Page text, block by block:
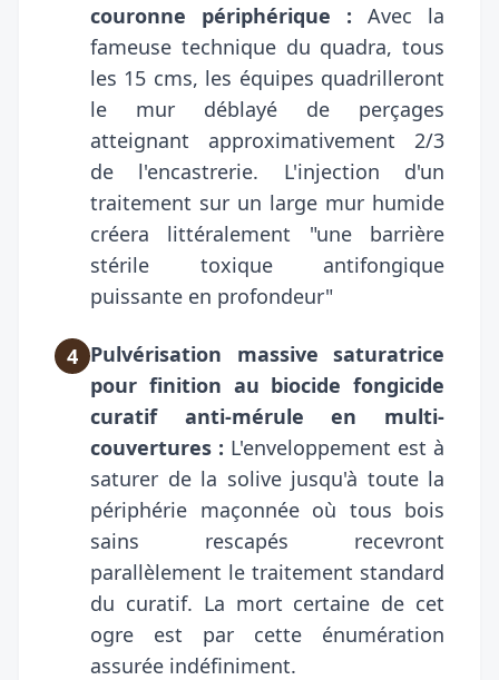
couronne périphérique : Avec la
fameuse technique du quadra, tous
les 15 cms, les équipes quadrilleront
le mur déblayé de perçages
atteignant approximativement 2/3
de l'encastrerie. L'injection d'un
traitement sur un large mur humide
créera littéralement "une barrière
stérile toxique antifongique
puissante en profondeur"
4 Pulvérisation massive saturatrice
pour finition au biocide fongicide
curatif anti-mérule en multi-
couvertures : L'enveloppement est à
saturer de la solive jusqu'à toute la
périphérie maçonnée où tous bois
sains rescapés recevront
parallèlement le traitement standard
du curatif. La mort certaine de cet
ogre est par cette énumération
assurée indéfiniment.